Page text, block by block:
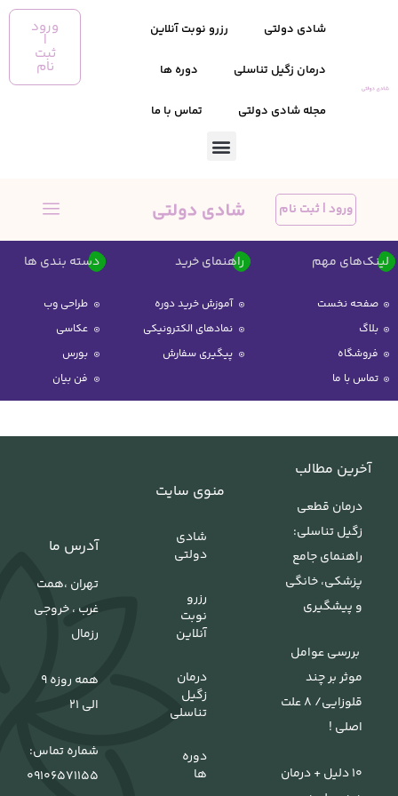
شادی دولتی رزرو نوبت آنلاین
درمان زگیل تناسلی دوره ها
مجله شادی دولتی تماس با ما
ورود
|
ثبت
نام
ورود | ثبت نام
لینک‌های مهم
صفحه نخست
بلاگ
فروشگاه
تماس با ما
راهنمای خرید
آموزش خرید دوره
نمادهای الکترونیکی
پیگیری سفارش
دسته بندی ها
طراحی وب
عکاسی
بورس
فن بیان
آخرین مطالب
درمان قطعی
زگیل تناسلی:
راهنمای جامع
پزشکی، خانگی
و پیشگیری
بررسی عوامل
موثر بر چند
قلوزایی/ 8 علت
اصلی !
10 دلیل + درمان
منوی سایت
شادی
دولتی
رزرو
نوبت
آنلاین
درمان
زگیل
تناسلی
دوره
ها
آدرس ما
تهران ،همت
غرب ، خروجی
رزمال
همه روزه 9
الی 21
شماره تماس:
09106571155